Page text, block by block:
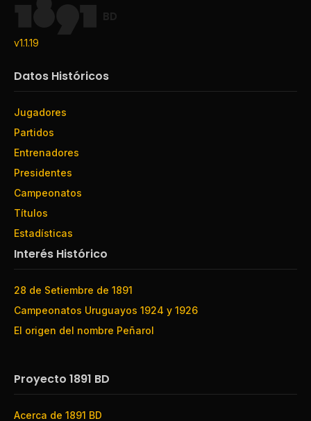
BD
v1.1.19
Datos Históricos
Jugadores
Partidos
Entrenadores
Presidentes
Campeonatos
Títulos
Estadísticas
Interés Histórico
28 de Setiembre de 1891
Campeonatos Uruguayos 1924 y 1926
El origen del nombre Peñarol
Proyecto 1891 BD
Acerca de 1891 BD